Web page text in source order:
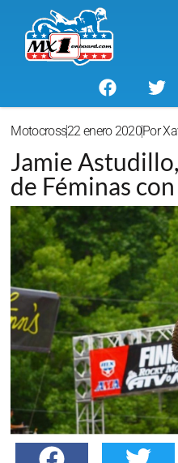
Motocross22 enero 2020Por
Jamie
de Féminas